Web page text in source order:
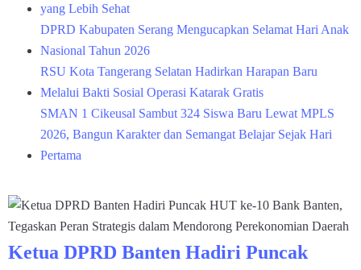
yang Lebih Sehat
DPRD Kabupaten Serang Mengucapkan Selamat Hari Anak
Nasional Tahun 2026
RSU Kota Tangerang Selatan Hadirkan Harapan Baru
Melalui Bakti Sosial Operasi Katarak Gratis
SMAN 1 Cikeusal Sambut 324 Siswa Baru Lewat MPLS
2026, Bangun Karakter dan Semangat Belajar Sejak Hari
Pertama
Ketua DPRD Banten Hadiri Puncak